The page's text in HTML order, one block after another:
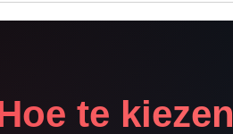
te kiezen